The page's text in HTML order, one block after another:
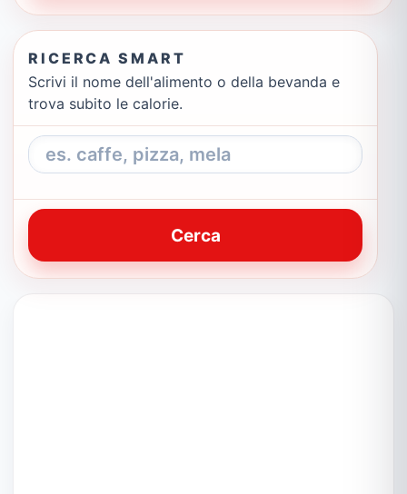
RICERCA SMART
Scrivi il nome dell'alimento o della bevanda e
trova subito le calorie.
Cerca